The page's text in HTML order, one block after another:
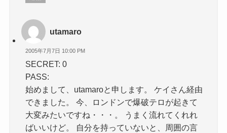
utamaro
2005年7月7日 10:00 PM
SECRET: 0
PASS:
始めまして、utamaroと申します。 ケイさん経由
できました。 今、ロンドンで爆破テロが起きて
大変みたいですね・・・。 うまく流れてくれれ
ばいいけど。 自分を持っていないと、周囲の言